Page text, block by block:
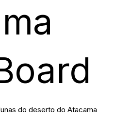
do deserto do Atacama